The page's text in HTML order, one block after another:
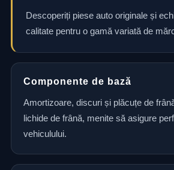
Descoperiți piese auto originale și
calitate pentru o gamă variată de
Componente de bază
Amortizoare, discuri și plăcuțe de
lichide de frână, menite să asigure
vehiculului.